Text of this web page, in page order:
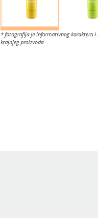
* fotografija je informativnog karaktera i
krajnjeg proizvoda